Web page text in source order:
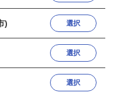
) 選択
選択
選択